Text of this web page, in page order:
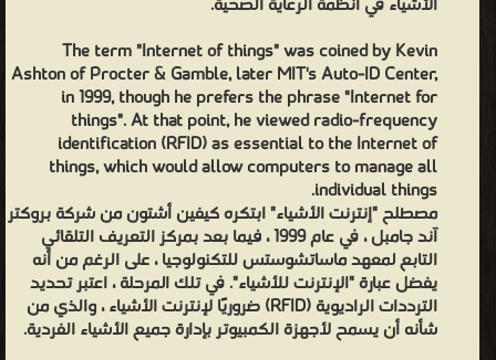
The term "Internet of things" was coined by Kevin
Ashton of Procter & Gamble, later MIT's Auto-ID Center,
in 1999, though he prefers the phrase "Internet for
things". At that point, he viewed radio-frequency
identification (RFID) as essential to the Internet of
things, which would allow computers to manage all
individual things.
مصطلح "إنترنت الأشياء" ابتكره كيفين أشتون من شركة بروكتر
آند جامبل ، في عام 1999 ، فيما بعد بمركز التعريف التلقائي
التابع لمعهد ماساتشوستس للتكنولوجيا ، على الرغم من أنه
يفضل عبارة "الإنترنت للأشياء". في تلك المرحلة ، اعتبر تحديد
الترددات الراديوية (RFID) ضروريًا لإنترنت الأشياء ، والذي من
شأنه أن يسمح لأجهزة الكمبيوتر بإدارة جميع الأشياء الفردية.